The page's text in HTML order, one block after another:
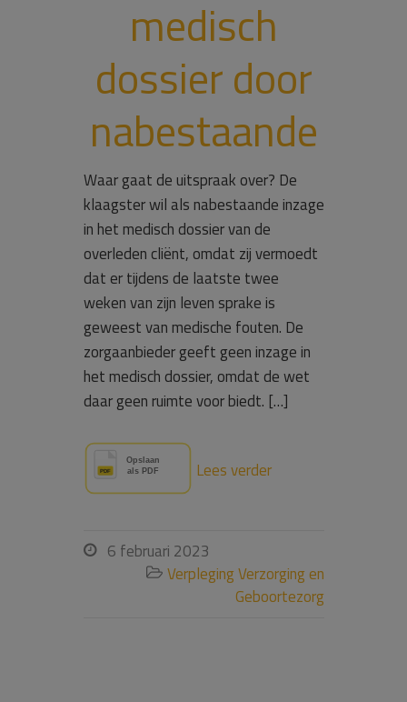
medisch
dossier door
nabestaande
Waar gaat de uitspraak over? De
klaagster wil als nabestaande inzage
in het medisch dossier van de
overleden cliënt, omdat zij vermoedt
dat er tijdens de laatste twee
weken van zijn leven sprake is
geweest van medische fouten. De
zorgaanbieder geeft geen inzage in
het medisch dossier, omdat de wet
daar geen ruimte voor biedt. […]
Lees verder
 6 februari 2023
 Verpleging Verzorging en
Geboortezorg